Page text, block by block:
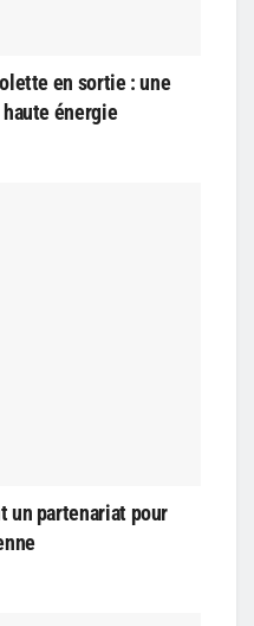
en sortie : une
énergie
un partenariat pour